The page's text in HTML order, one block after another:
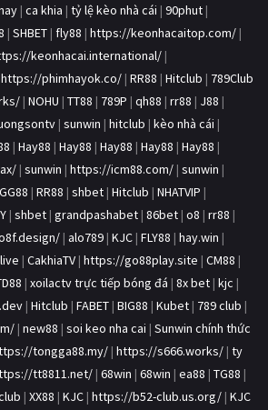
| ca khia | tỷ lệ kèo nhà cái | 90phut |
| SHBET | fly88 | https://keonhacaitop.com/ |
keonhacai.international/ |
https://phimhayok.co/ | RR88 | Hitclub | 789Club
| NOHU | TT88 | 789P | qh88 | rr88 | J88 |
| sunwin | hitclub | kèo nhà cái |
| Hay88 | Hay88 | Hay88 | Hay88 | Hay88 |
| sunwin | https://icm88.com/ | sunwin |
GG88 | RR88 | shbet | Hitclub | NHATVIP |
| shbet | grandpashabet | 86bet | o8 | rr88 |
| alo789 | KJC | FLY88 | hay.win |
| CakhiaTV | https://go88play.site | CM88 |
| xoilactv trực tiếp bóng đá | 8x bet | kjc |
| Hitclub | FABET | BIG88 | Kubet | 789 club |
| new88 | soi keo nha cai | Sunwin chính thức
tongga88.my/ | https://s666.works/ | ty
tt8811.net/ | 68win | 68win | ea88 | TG88 |
| XX88 | KJC | https://b52-club.us.org/ | KJC